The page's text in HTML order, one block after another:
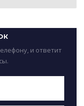
и ответит